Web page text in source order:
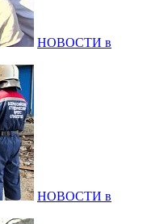
НОВОСТИ в
НОВОСТИ в